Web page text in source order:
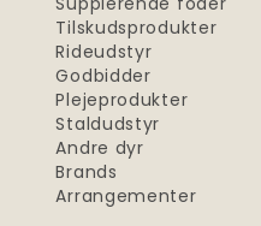
Tilskudsprodukter
Rideudstyr
Godbidder
Plejeprodukter
Staldudstyr
Andre dyr
Brands
Arrangementer